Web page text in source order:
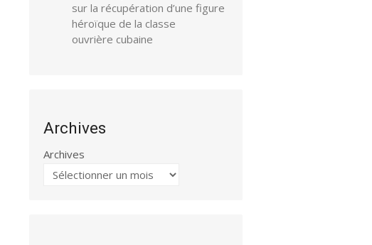
sur la récupération d’une figure
héroïque de la classe
ouvrière cubaine
Archives
Archives